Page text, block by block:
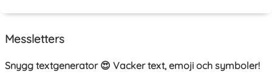
Messletters
Snygg textgenerator 😍 Vacker text, emoji och symboler!